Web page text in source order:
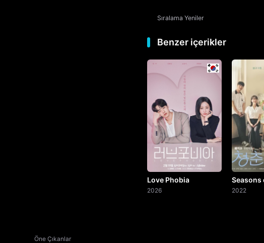
Sıralama Yeniler
Benzer içerikler
Love Phobia
2026
Seasons
2022
Öne Çıkanlar